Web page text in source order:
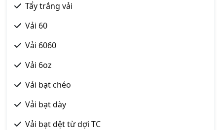
Tẩy trắng vải
Vải 60
Vải 6060
Vải 6oz
Vải bạt chéo
Vải bạt dày
Vải bạt dệt từ dợi TC